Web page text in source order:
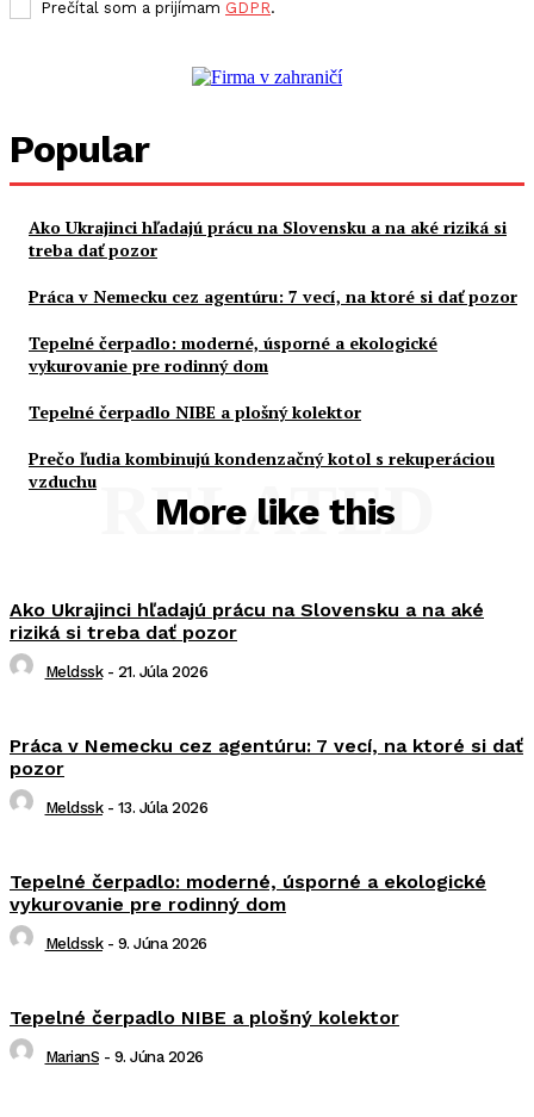
Prečítal som a prijímam GDPR.
Popular
Ako Ukrajinci hľadajú prácu na Slovensku a na aké riziká si
treba dať pozor
Práca v Nemecku cez agentúru: 7 vecí, na ktoré si dať pozor
Tepelné čerpadlo: moderné, úsporné a ekologické
vykurovanie pre rodinný dom
Tepelné čerpadlo NIBE a plošný kolektor
Prečo ľudia kombinujú kondenzačný kotol s rekuperáciou
vzduchu
More like this
RELATED
Ako Ukrajinci hľadajú prácu na Slovensku a na aké
riziká si treba dať pozor
Meldssk - 21. Júla 2026
Práca v Nemecku cez agentúru: 7 vecí, na ktoré si dať
pozor
Meldssk - 13. Júla 2026
Tepelné čerpadlo: moderné, úsporné a ekologické
vykurovanie pre rodinný dom
Meldssk - 9. Júna 2026
Tepelné čerpadlo NIBE a plošný kolektor
MarianS - 9. Júna 2026